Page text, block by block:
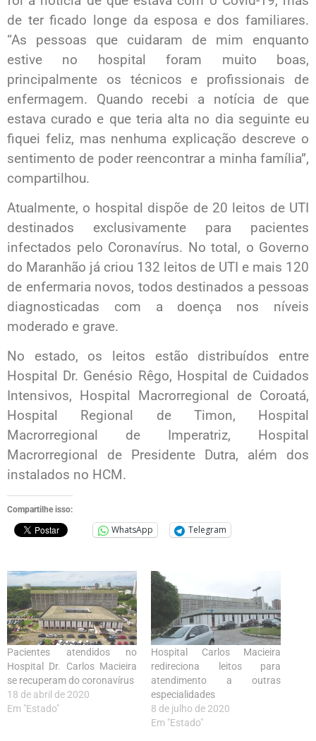
de ter ficado longe da esposa e dos familiares.
“As pessoas que cuidaram de mim enquanto
estive no hospital foram muito boas,
principalmente os técnicos e profissionais de
enfermagem. Quando recebi a notícia de que
estava curado e que teria alta no dia seguinte eu
fiquei feliz, mas nenhuma explicação descreve o
sentimento de poder reencontrar a minha família”,
compartilhou.
Atualmente, o hospital dispõe de 20 leitos de UTI
destinados exclusivamente para pacientes
infectados pelo Coronavírus. No total, o Governo
do Maranhão já criou 132 leitos de UTI e mais 120
de enfermaria novos, todos destinados a pessoas
diagnosticadas com a doença nos níveis
moderado e grave.
No estado, os leitos estão distribuídos entre
Hospital Dr. Genésio Rêgo, Hospital de Cuidados
Intensivos, Hospital Macrorregional de Coroatá,
Hospital Regional de Timon, Hospital
Macrorregional de Imperatriz, Hospital
Macrorregional de Presidente Dutra, além dos
instalados no HCM.
Compartilhe isso:
WhatsApp Telegram
Pacientes atendidos no
Hospital Dr. Carlos Macieira
se recuperam do coronavírus
18 de abril de 2020
Em "Estado"
Hospital Carlos Macieira
redireciona leitos para
atendimento a outras
especialidades
8 de julho de 2020
Em "Estado"